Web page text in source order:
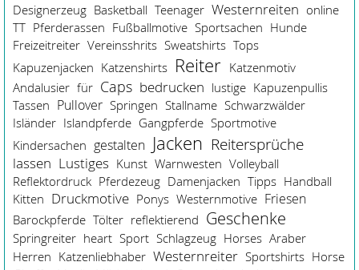
Designerzeug Basketball Teenager Westernreiten online
TT Pferderassen Fußballmotive Sportsachen Hunde
Freizeitreiter Vereinsshrits Sweatshirts Tops
Kapuzenjacken Katzenshirts Reiter Katzenmotiv
Andalusier für Caps bedrucken lustige Kapuzenpullis
Tassen Pullover Springen Stallname Schwarzwälder
Isländer Islandpferde Gangpferde Sportmotive
Kindersachen gestalten Jacken Reitersprüche
lassen Lustiges Kunst Warnwesten Volleyball
Reflektordruck Pferdezeug Damenjacken Tipps Handball
Kitten Druckmotive Ponys Westernmotive Friesen
Barockpferde Tölter reflektierend Geschenke
Springreiter heart Sport Schlagzeug Horses Araber
Herren Katzenliebhaber Westernreiter Sportshirts Horse